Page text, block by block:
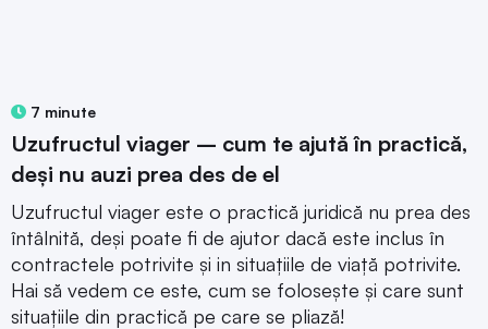
7 minute
Uzufructul viager – cum te ajută în practică,
deși nu auzi prea des de el
Uzufructul viager este o practică juridică nu prea des
întâlnită, deși poate fi de ajutor dacă este inclus în
contractele potrivite și in situațiile de viață potrivite.
Hai să vedem ce este, cum se folosește și care sunt
situațiile din practică pe care se pliază!